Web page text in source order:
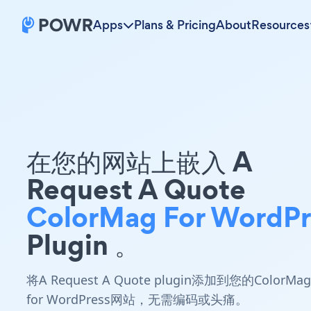
Apps Plans & PricingAboutResources
在您的网站上嵌入 A
Request A Quote
ColorMag For
Plugin 。
将A Request A Quote plugin添加到您的ColorMag
for WordPress网站，无需编码或头痛。